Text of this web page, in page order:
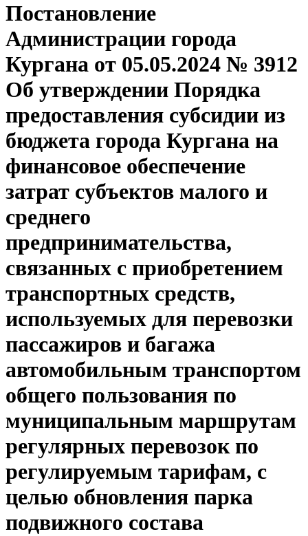
Постановление
Администрации города
Кургана от 05.05.2024 № 3912
Об утверждении Порядка
предоставления субсидии из
бюджета города Кургана на
финансовое обеспечение
затрат субъектов малого и
среднего
предпринимательства,
связанных с приобретением
транспортных средств,
используемых для перевозки
пассажиров и багажа
автомобильным транспортом
общего пользования по
муниципальным маршрутам
регулярных перевозок по
регулируемым тарифам, с
целью обновления парка
подвижного состава